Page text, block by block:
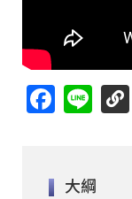
Facebook
Line
大綱